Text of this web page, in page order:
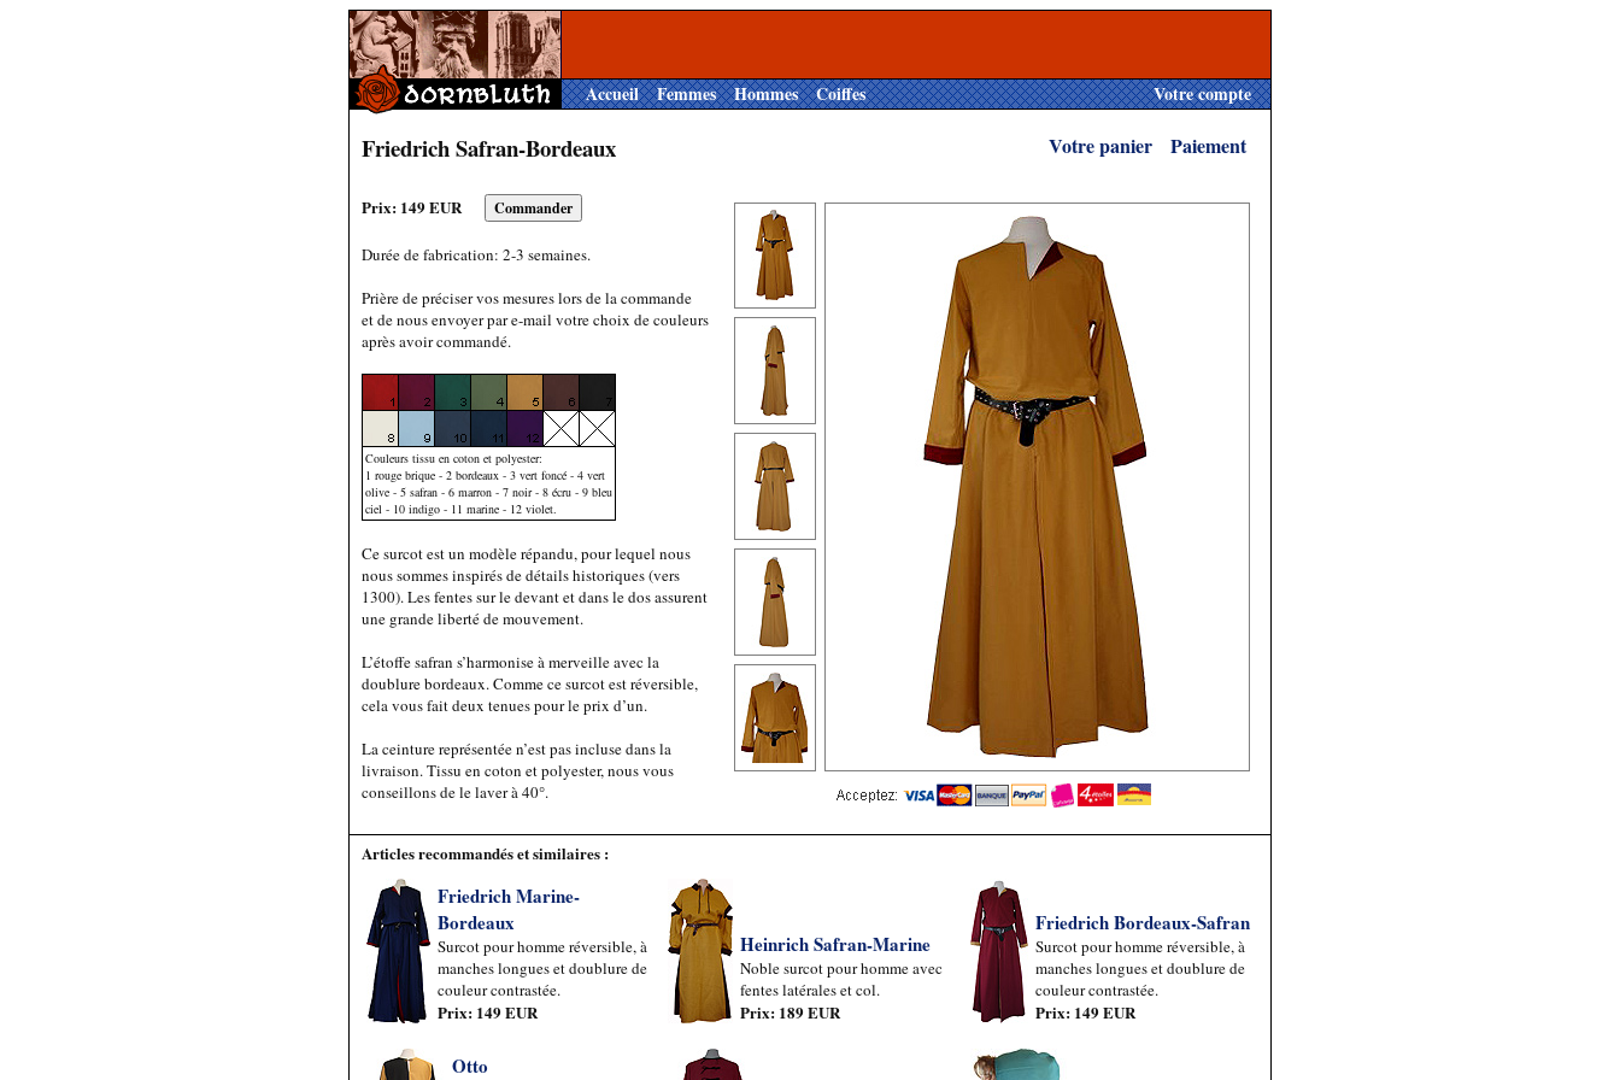
Accueil Femmes Hommes Coiffes Votre compte
Friedrich Safran-Bordeaux Votre panier Paiement
Prix: 149 EUR
Durée de fabrication: 2-3 semaines.
Prière de préciser vos mesures lors de la commande
et de nous envoyer par e-mail votre choix de couleurs
après avoir commandé.
Couleurs tissu en coton et polyester:
1 rouge brique - 2 bordeaux - 3 vert foncé - 4 vert
olive - 5 safran - 6 marron - 7 noir - 8 écru - 9 bleu
ciel - 10 indigo - 11 marine - 12 violet.
Ce surcot est un modèle répandu, pour lequel nous
nous sommes inspirés de détails historiques (vers
1300). Les fentes sur le devant et dans le dos assurent
une grande liberté de mouvement.
L’étoffe safran s’harmonise à merveille avec la
doublure bordeaux. Comme ce surcot est réversible,
cela vous fait deux tenues pour le prix d’un.
La ceinture représentée n’est pas incluse dans la
livraison. Tissu en coton et polyester, nous vous
conseillons de le laver à 40°.
Articles recommandés et similaires :
Friedrich Marine-
Bordeaux
Surcot pour homme réversible, à
manches longues et doublure de
couleur contrastée.
Prix: 149 EUR
Heinrich Safran-Marine
Noble surcot pour homme avec
fentes latérales et col.
Prix: 189 EUR
Friedrich Bordeaux-Safran
Surcot pour homme réversible, à
manches longues et doublure de
couleur contrastée.
Prix: 149 EUR
Otto